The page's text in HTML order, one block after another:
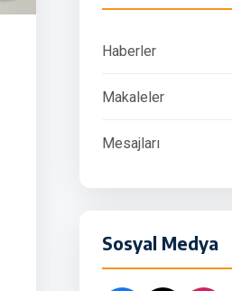
Haberler
Makaleler
Mesajları
Sosyal Medya